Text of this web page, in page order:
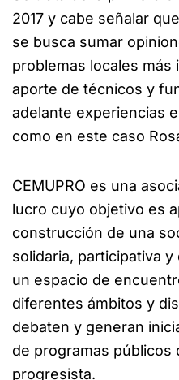
2017 y cabe señalar
se busca sumar
problemas locales más
aporte de técnicos y
adelante experiencias
como en este caso
CEMUPRO es una
lucro cuyo objetivo es
construcción de una
solidaria, participativa
un espacio de
diferentes ámbitos y
debaten y generan
de programas públicos
progresista.